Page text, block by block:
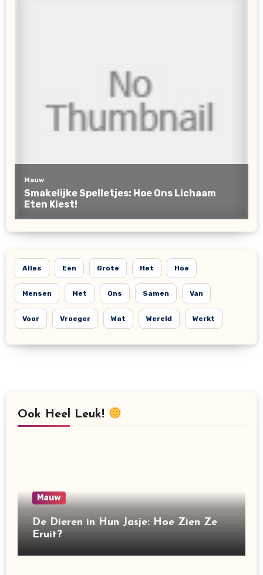
Alles Een Grote Het Hoe
Mensen Met Ons Samen Van
Voor Vroeger Wat Wereld Werkt
Ook Heel Leuk!
Mauw
De Dieren in Hun Jasje: Hoe Zien Ze
Eruit?